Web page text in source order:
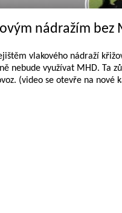
nádražím bez
vlakového nádraží
nebude využívat MHD. Ta
(video se otevře na nové